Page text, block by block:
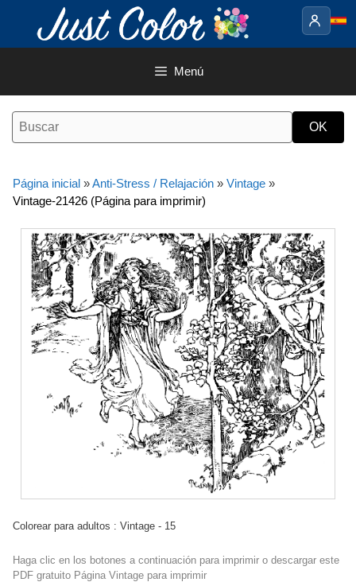
contenido
Menú
Página inicial »Anti-Stress / Relajación » Vintage »
Vintage-21426 (Página para imprimir)
Colorear para adultos : Vintage - 15
Haga clic en los botones a continuación para imprimir o descargar este
PDF gratuito Página Vintage para imprimir